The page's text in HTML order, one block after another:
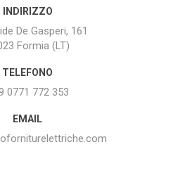
INDIRIZZO
De Gasperi, 161
Formia (LT)
TELEFONO
0771 772 353
EMAIL